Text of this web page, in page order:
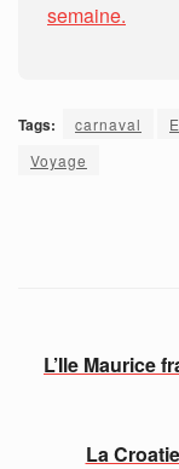
semaine.
Tags: carnaval
Voyage
L’Ile Maurice
La